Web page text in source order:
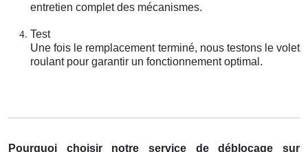
entretien complet des mécanismes.
Test
Une fois le remplacement terminé, nous testons le volet
roulant pour garantir un fonctionnement optimal.
Pourquoi choisir notre service de déblocage sur